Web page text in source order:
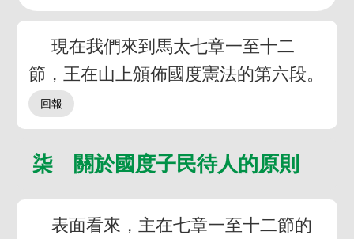
現在我們來到馬太七章一至十二
節，王在山上頒佈國度憲法的第六段。
柒 關於國度子民待人的原則
表面看來，主在七章一至十二節的